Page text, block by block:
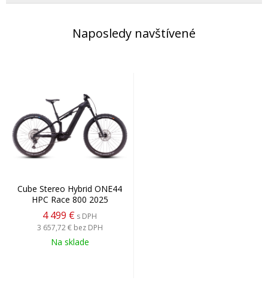
Naposledy navštívené
Cube Stereo Hybrid ONE44
HPC Race 800 2025
4 499 € s DPH
3 657,72 € bez DPH
Na sklade